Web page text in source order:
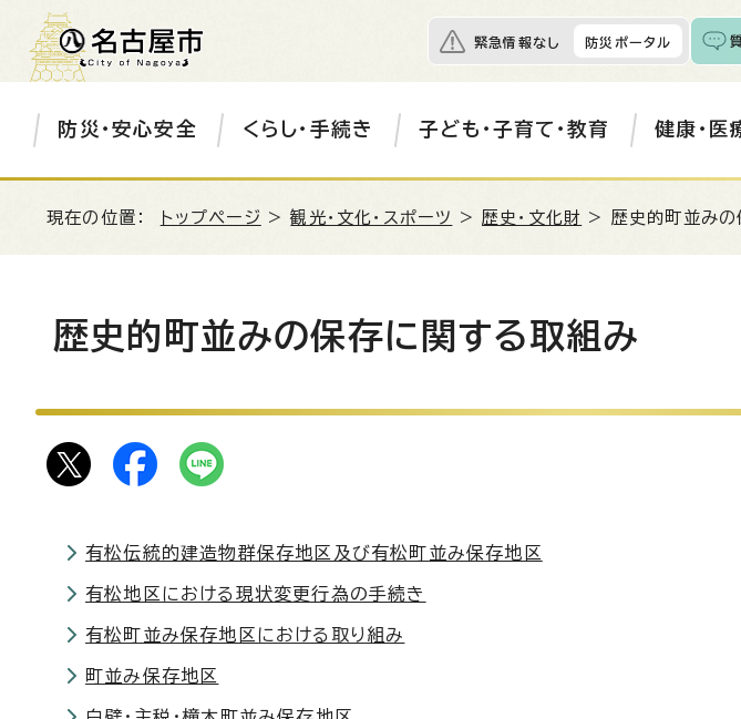
緊急情報なし 防災ポータル
防災・安心安全 くらし・手続き 子ども・子育て・教育 健康・医
現在の位置： トップページ >観光・文化・スポーツ >歴史・文化財 > 歴史的町並みの
歴史的町並みの保存に関する取組み
有松伝統的建造物群保存地区及び有松町並み保存地区
有松地区における現状変更行為の手続き
有松町並み保存地区における取り組み
町並み保存地区